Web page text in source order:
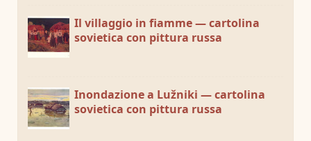
Il villaggio in fiamme — cartolina
sovietica con pittura russa
Inondazione a Lužniki — cartolina
sovietica con pittura russa